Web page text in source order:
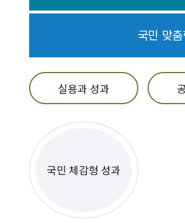
국민 맞
실용과 성과
국민 체감형 성과